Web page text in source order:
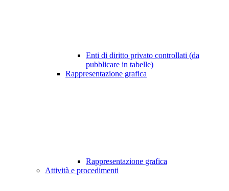
Enti di diritto privato controllati (da
pubblicare in tabelle)
Rappresentazione grafica
Rappresentazione grafica
Attività e procedimenti